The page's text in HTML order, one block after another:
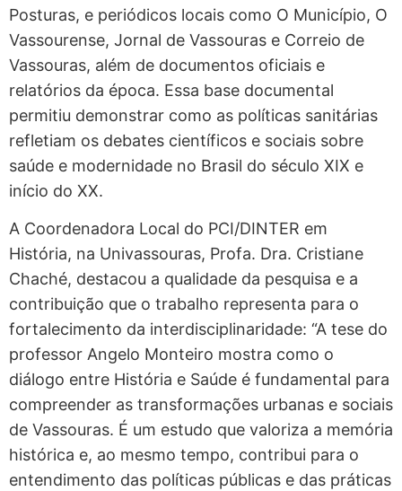
Posturas, e periódicos locais como O Município, O
Vassourense, Jornal de Vassouras e Correio de
Vassouras, além de documentos oficiais e
relatórios da época. Essa base documental
permitiu demonstrar como as políticas sanitárias
refletiam os debates científicos e sociais sobre
saúde e modernidade no Brasil do século XIX e
início do XX.
A Coordenadora Local do PCI/DINTER em
História, na Univassouras, Profa. Dra. Cristiane
Chaché, destacou a qualidade da pesquisa e a
contribuição que o trabalho representa para o
fortalecimento da interdisciplinaridade: “A tese do
professor Angelo Monteiro mostra como o
diálogo entre História e Saúde é fundamental para
compreender as transformações urbanas e sociais
de Vassouras. É um estudo que valoriza a memória
histórica e, ao mesmo tempo, contribui para o
entendimento das políticas públicas e das práticas